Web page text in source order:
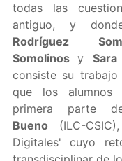
todas las
antiguo, y
Rodríguez
Somolinosy
consiste su
que los alumnos
primera parte
Bueno (ILC-
Digitales' cuyo